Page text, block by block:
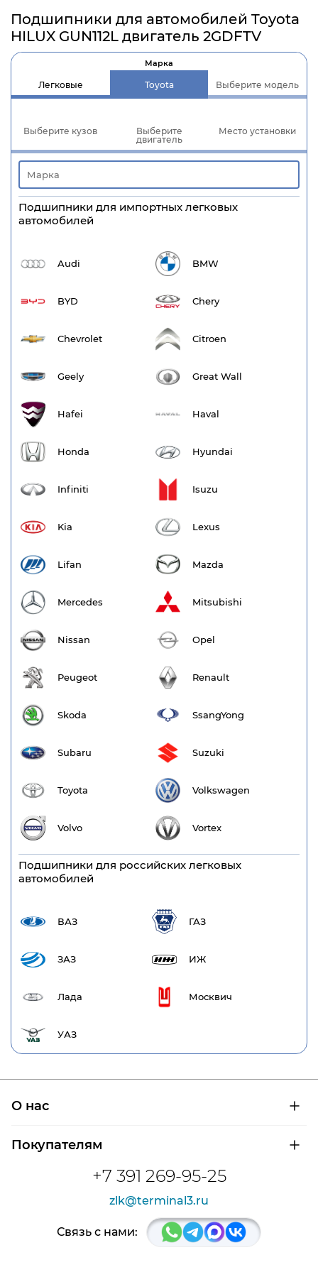
Подшипники для автомобилей Toyota
HILUX GUN112L двигатель 2GDFTV
Легковые
Марка
Toyota Выберите модель
Выберите кузов
Выберите
двигатель
Место установки
Подшипники для импортных легковых
автомобилей
Audi BMW
BYD Chery
Chevrolet Citroen
Geely Great Wall
Hafei Haval
Honda Hyundai
Infiniti Isuzu
Kia Lexus
Lifan Mazda
Mercedes Mitsubishi
Nissan Opel
Peugeot Renault
Skoda SsangYong
Subaru Suzuki
Toyota Volkswagen
Volvo Vortex
Подшипники для российских легковых
автомобилей
ВАЗ ГАЗ
ЗАЗ ИЖ
Лада Москвич
УАЗ
+7 391 269-95-25
zlk@terminal3.ru
О нас
Сертификаты на продукцию
Покупателям
Доставка и оплата
Расшифровка маркировки подшипников
Связь с нами: